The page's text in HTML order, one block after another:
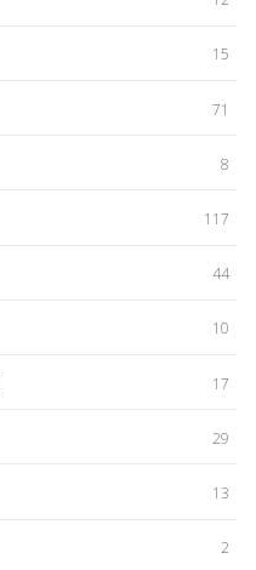
15
71
8
117
44
10
17
29
13
2